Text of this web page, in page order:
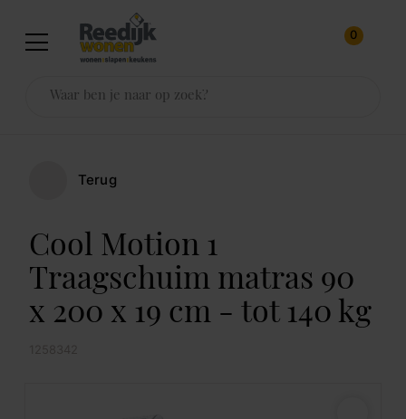
0
Terug
Cool Motion 1
Traagschuim matras 90
x 200 x 19 cm - tot 140 kg